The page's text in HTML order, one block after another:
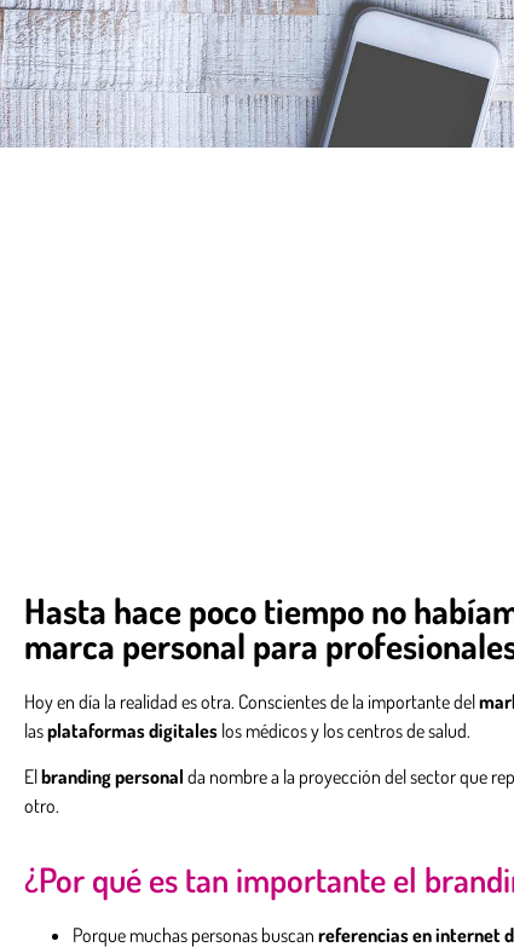
Hasta hace poco tiempo no
marca personal para
Hoy en día la realidad es otra. Conscientes de la importante del
lasplataformas digitales los médicos y los centros de salud.
Elbranding personal da nombre a la proyección del sector que
otro.
¿Por qué es tan importante el
Porque muchas personas buscan referencias en internet